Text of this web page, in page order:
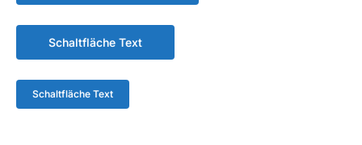
Schaltfläche Text
Schaltfläche Text